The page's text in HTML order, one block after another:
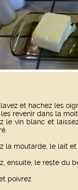
et hachez les
les revenir dans la
le vin blanc et
la moutarde, le lait et
ensuite, le reste du
poivrez.